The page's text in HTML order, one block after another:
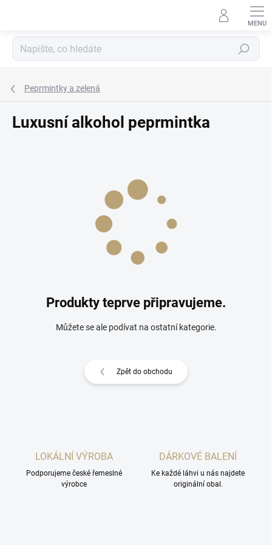
Hledat
Peprmintky a zelená
Luxusní alkohol peprmintka
Produkty teprve připravujeme.
Můžete se ale podívat na ostatní kategorie.
Zpět do obchodu
LOKÁLNÍ VÝROBA
Podporujeme české řemeslné
výrobce
DÁRKOVÉ BALENÍ
Ke každé láhvi u nás najdete
originální obal.